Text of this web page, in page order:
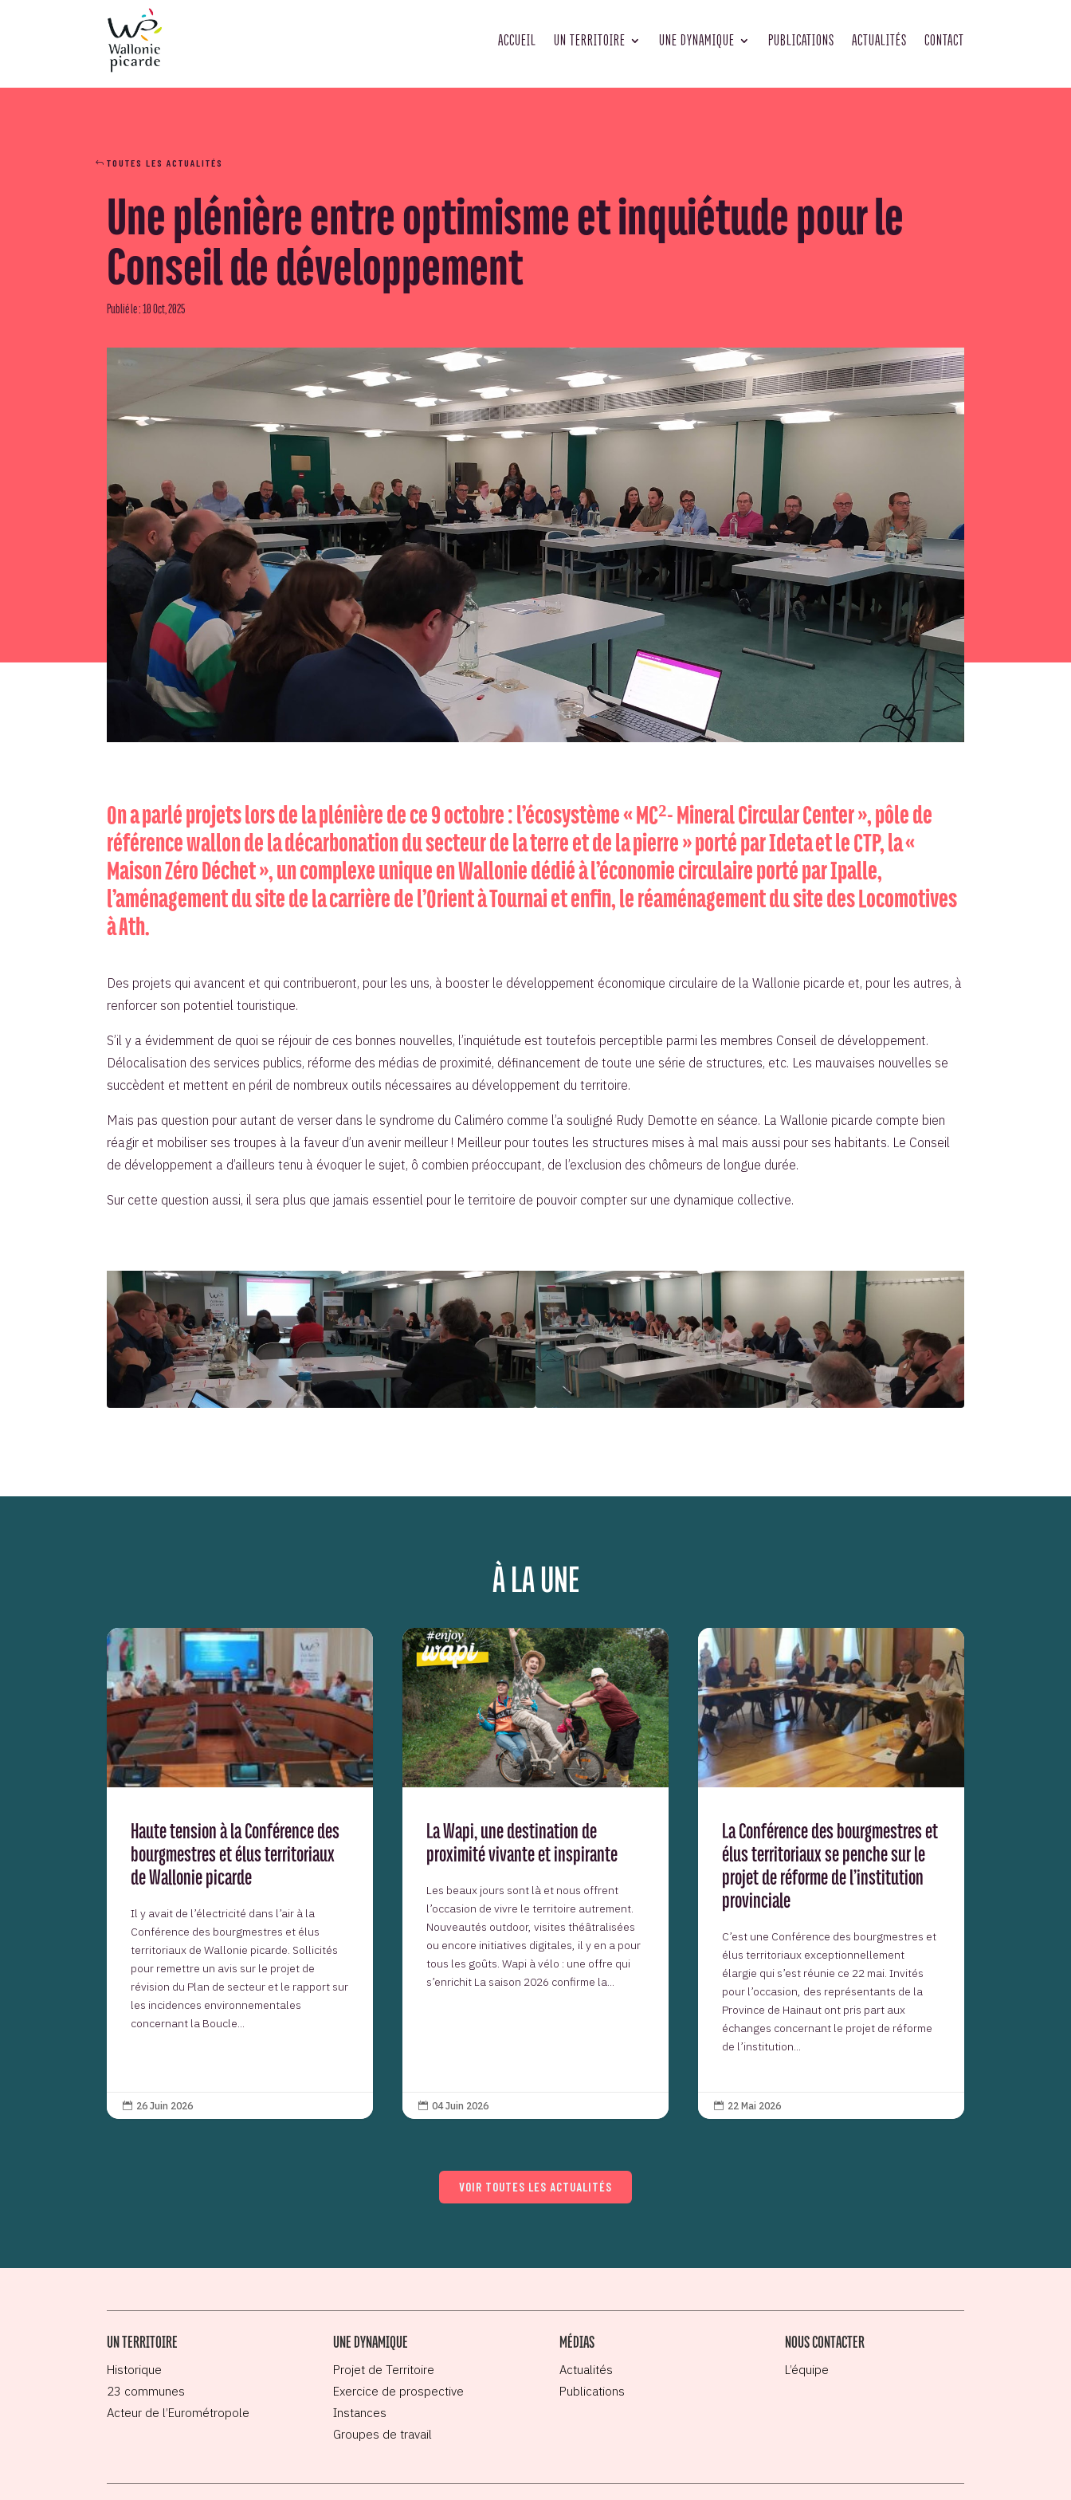
ACCUEIL UN TERRITOIRE UNE DYNAMIQUE PUBLICATIONS ACTUALITÉS CONTACT
TOUTES LES ACTUALITÉS
Une plénière entre optimisme et inquiétude pour le
Conseil de développement
Publié le : 10 Oct, 2025
On a parlé projets lors de la plénière de ce 9 octobre : l’écosystème « MC²- Mineral Circular Center », pôle de
référence wallon de la décarbonation du secteur de la terre et de la pierre » porté par Ideta et le CTP, la «
Maison Zéro Déchet », un complexe unique en Wallonie dédié à l’économie circulaire porté par Ipalle,
l’aménagement du site de la carrière de l’Orient à Tournai et enfin, le réaménagement du site des Locomotives
à Ath.
Des projets qui avancent et qui contribueront, pour les uns, à booster le développement économique circulaire de la Wallonie picarde et, pour les autres, à
renforcer son potentiel touristique.
S’il y a évidemment de quoi se réjouir de ces bonnes nouvelles, l’inquiétude est toutefois perceptible parmi les membres Conseil de développement.
Délocalisation des services publics, réforme des médias de proximité, définancement de toute une série de structures, etc. Les mauvaises nouvelles se
succèdent et mettent en péril de nombreux outils nécessaires au développement du territoire.
Mais pas question pour autant de verser dans le syndrome du Caliméro comme l’a souligné Rudy Demotte en séance. La Wallonie picarde compte bien
réagir et mobiliser ses troupes à la faveur d’un avenir meilleur ! Meilleur pour toutes les structures mises à mal mais aussi pour ses habitants. Le Conseil
de développement a d’ailleurs tenu à évoquer le sujet, ô combien préoccupant, de l’exclusion des chômeurs de longue durée.
Sur cette question aussi, il sera plus que jamais essentiel pour le territoire de pouvoir compter sur une dynamique collective.
À LA UNE
Haute tension à la Conférence des
bourgmestres et élus territoriaux
de Wallonie picarde
Il y avait de l’électricité dans l’air à la
Conférence des bourgmestres et élus
territoriaux de Wallonie picarde. Sollicités
pour remettre un avis sur le projet de
révision du Plan de secteur et le rapport sur
les incidences environnementales
concernant la Boucle...
 26 Juin 2026
La Wapi, une destination de
proximité vivante et inspirante
Les beaux jours sont là et nous offrent
l’occasion de vivre le territoire autrement.
Nouveautés outdoor, visites théâtralisées
ou encore initiatives digitales, il y en a pour
tous les goûts. Wapi à vélo : une offre qui
s’enrichit La saison 2026 confirme la...
 04 Juin 2026
La Conférence des bourgmestres et
élus territoriaux se penche sur le
projet de réforme de l’institution
provinciale
C’est une Conférence des bourgmestres et
élus territoriaux exceptionnellement
élargie qui s’est réunie ce 22 mai. Invités
pour l’occasion, des représentants de la
Province de Hainaut ont pris part aux
échanges concernant le projet de réforme
de l’institution...
 22 Mai 2026
VOIR TOUTES LES ACTUALITÉS
UN TERRITOIRE
Historique
23 communes
Acteur de l’Eurométropole
UNE DYNAMIQUE
Projet de Territoire
Exercice de prospective
Instances
Groupes de travail
MÉDIAS
Actualités
Publications
NOUS CONTACTER
L’équipe